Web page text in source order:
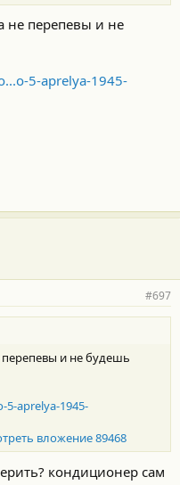
не перепевы и не
5-aprelya-1945-
#697
и не будешь
aprelya-1945-
вложение 89468
кондиционер сам